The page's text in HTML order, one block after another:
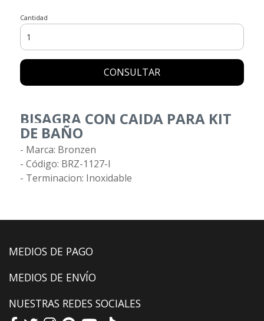
Cantidad
CONSULTAR
BISAGRA CON CAIDA PARA KIT
DE BAÑO
- Marca: Bronzen
- Código: BRZ-1127-I
- Terminacion: Inoxidable
MEDIOS DE PAGO
MEDIOS DE ENVÍO
NUESTRAS REDES SOCIALES